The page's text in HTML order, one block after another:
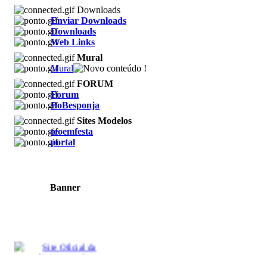
Downloads
Enviar Downloads
Downloads
Web Links
Mural
Mural
FORUM
Forum
BoBesponja
Sites Modelos
teoemfesta
portal
Banner